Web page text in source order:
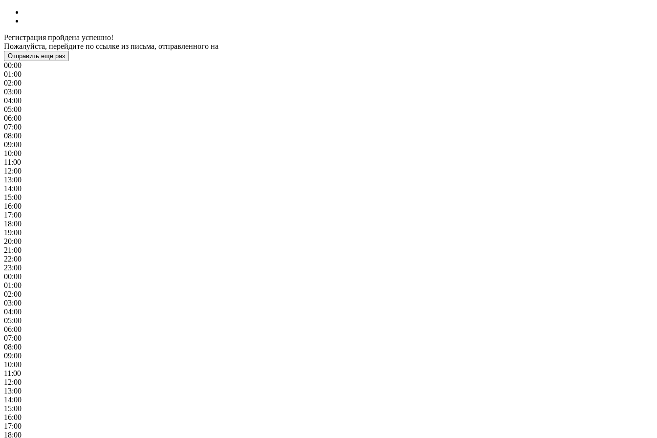
Регистрация пройдена успешно!
Пожалуйста, перейдите по ссылке из письма, отправленного на
Отправить еще раз
00:00
01:00
02:00
03:00
04:00
05:00
06:00
07:00
08:00
09:00
10:00
11:00
12:00
13:00
14:00
15:00
16:00
17:00
18:00
19:00
20:00
21:00
22:00
23:00
00:00
01:00
02:00
03:00
04:00
05:00
06:00
07:00
08:00
09:00
10:00
11:00
12:00
13:00
14:00
15:00
16:00
17:00
18:00